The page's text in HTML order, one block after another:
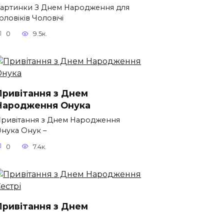
З Днем Народження для
Чоловічі
0 9.5к.
з Днем
Онука
з Днем Народження
Онук –
0 7.4к.
з Днем